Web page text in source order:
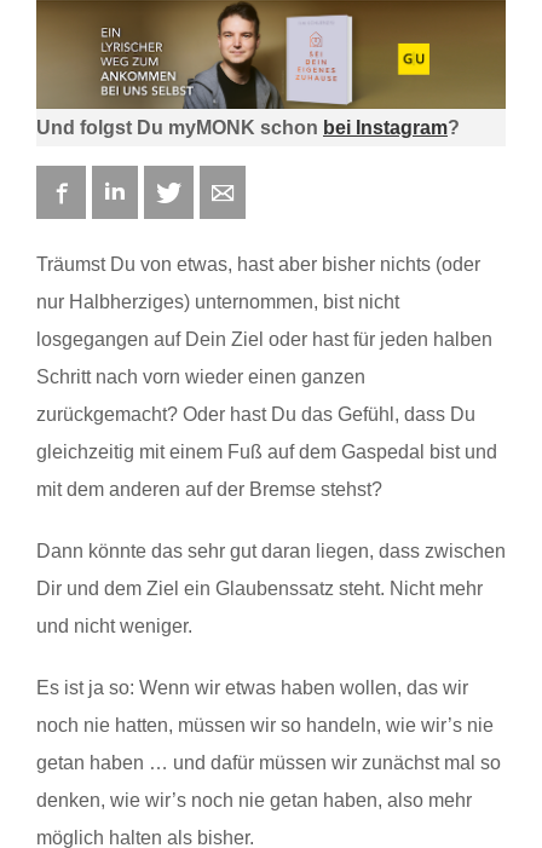
Und folgst Du myMONK schon bei Instagram?
FacebookLinkedIn Twitter
Träumst Du von etwas, hast aber bisher nichts (oder
nur Halbherziges) unternommen, bist nicht
losgegangen auf Dein Ziel oder hast für jeden halben
Schritt nach vorn wieder einen ganzen
zurückgemacht? Oder hast Du das Gefühl, dass Du
gleichzeitig mit einem Fuß auf dem Gaspedal bist und
mit dem anderen auf der Bremse stehst?
Dann könnte das sehr gut daran liegen, dass zwischen
Dir und dem Ziel ein Glaubenssatz steht. Nicht mehr
und nicht weniger.
Es ist ja so: Wenn wir etwas haben wollen, das wir
noch nie hatten, müssen wir so handeln, wie wir’s nie
getan haben … und dafür müssen wir zunächst mal so
denken, wie wir’s noch nie getan haben, also mehr
möglich halten als bisher.